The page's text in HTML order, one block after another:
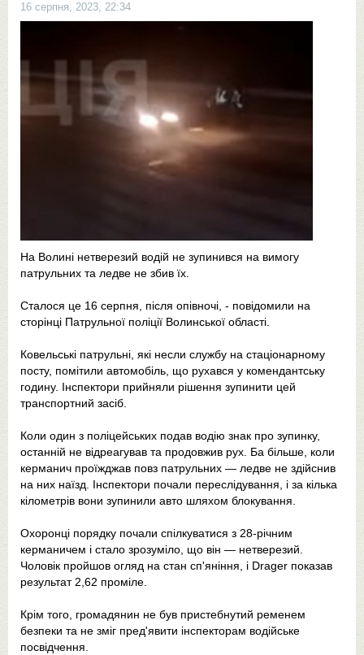
16 серпня, 2023, 22:34
На Волині нетверезий водій не зупинився на вимогу
патрульних та ледве не збив їх.
Сталося це 16 серпня, після опівночі, - повідомили на
сторінці Патрульної поліції Волинської області.
Ковельські патрульні, які несли службу на стаціонарному
посту, помітили автомобіль, що рухався у комендантську
годину. Інспектори прийняли рішення зупинити цей
транспортний засіб.
Коли один з поліцейських подав водію знак про зупинку,
останній не відреагував та продовжив рух. Ба більше, коли
керманич проїжджав повз патрульних — ледве не здійснив
на них наїзд. Інспектори почали переслідування, і за кілька
кілометрів вони зупинили авто шляхом блокування.
Охоронці порядку почали спілкуватися з 28-річним
керманичем і стало зрозуміло, що він — нетверезий.
Чоловік пройшов огляд на стан сп'яніння, і Drager показав
результат 2,62 проміле.
Крім того, громадянин не був пристебнутий ременем
безпеки та не зміг пред'явити інспекторам водійське
посвідчення.